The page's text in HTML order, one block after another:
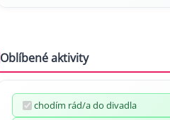
Oblíbené aktivity
chodím rád/a do divadla